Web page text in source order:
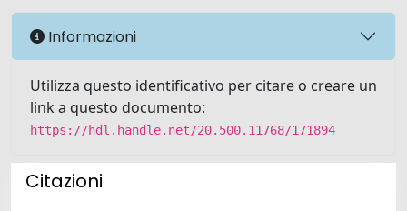
Informazioni
Utilizza questo identificativo per citare o creare un
link a questo documento:
https://hdl.handle.net/20.500.11768/171894
Citazioni